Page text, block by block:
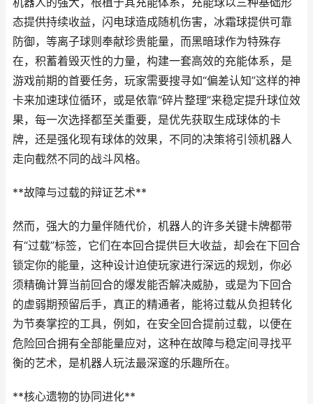
态提供持续收益，闪电球造成随机伤害，冰霜球提供可靠
防御，等离子球则奉献珍贵能量，而黑暗球作为特殊存
在，积蓄着毁灭性的力量，构建一套高效的充能体系，是
游戏前期的首要任务，玩家需要搜寻如“偏差认知”这样的神
卡来加速球位循环，或是依靠“碎片整理”来稳定提升球位效
果，每一次选择都至关重要，是优先获取生成球体的卡
牌，还是强化现有球体的效果，不同的决策将引领机器人
走向截然不同的战斗风格。
**故障与过载的辩证艺术**
然而，强大的力量伴随代价，机器人的许多关键卡牌都带
有“过载”标签，它们在本回合提供巨大收益，却会在下回合
锁定你的能量，这种设计迫使玩家进行深远的规划，你必
须精确计算当前回合的爆发能否解决威胁，或是为下回合
的虚弱期预留后手，真正的精通者，能将过载从负担转化
为节奏掌控的工具，例如，在安全回合提前过载，以便在
危险回合拥有全部能量应对，这种在故障与稳定间寻找平
衡的艺术，是机器人玩法最深邃的乐趣所在。
**核心遗物的协同进化**